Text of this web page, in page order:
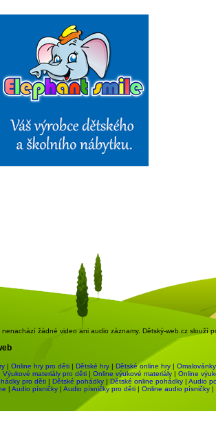
nenachází žádné video ani audio záznamy. Dětský-web.cz slouží
| Online hry pro děti | Dětské hry | Dětské online hry | Omalovánky
Výukové materiály pro děti | Online výukové materiály | Online
pro děti | Dětské pohádky | Dětské online pohádky | Audio
| Audio písničky | Audio písničky pro děti | Online audio písničky |